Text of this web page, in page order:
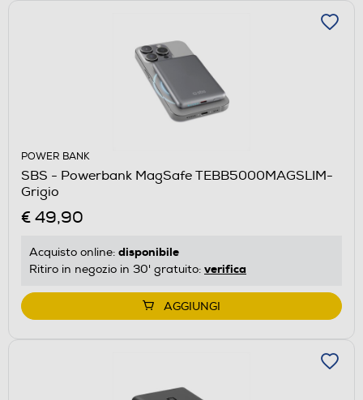
POWER BANK
SBS - Powerbank MagSafe TEBB5000MAGSLIM-
Grigio
€ 49,90
Acquisto online: disponibile
Ritiro in negozio in 30' gratuito: verifica
AGGIUNGI